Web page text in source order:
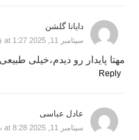
دایانا گلشن
سپتامبر 11, 2025 at 1:27 ق.ظ
مهتا پایدار رو دیدم،خیلی
Reply
عادل عباسی
سپتامبر 11, 2025 at 8:28 ب.ظ